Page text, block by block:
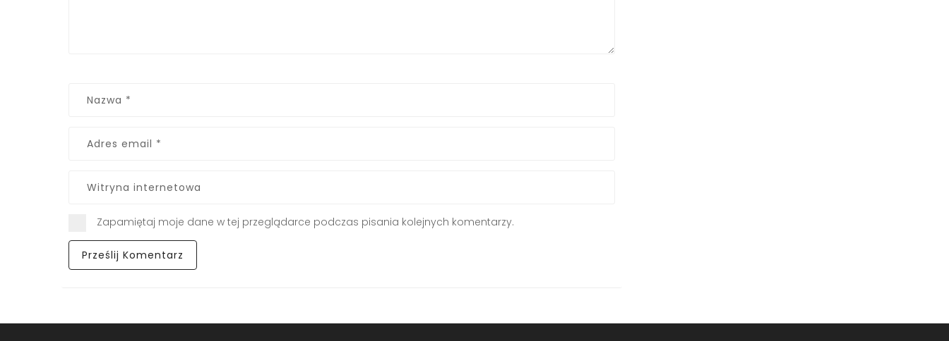
Zapamiętaj moje dane w tej przeglądarce podczas pisania kolejnych komentarzy.